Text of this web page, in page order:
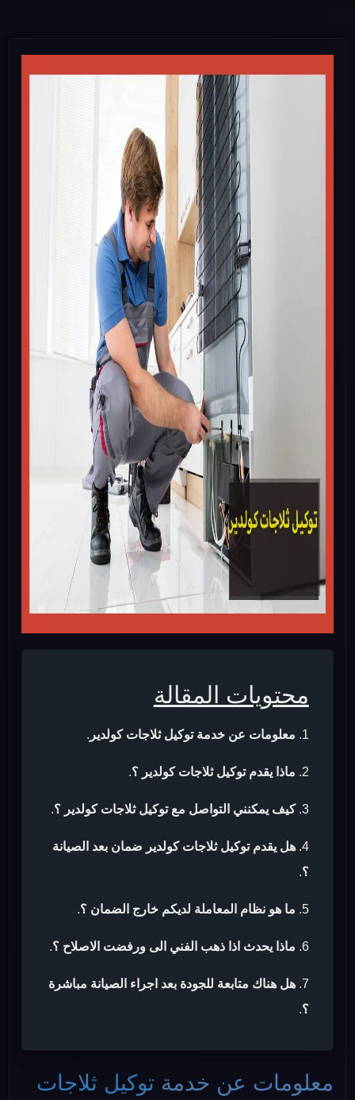
محتويات المقالة
معلومات عن خدمة توكيل ثلاجات كولدير .
ماذا يقدم توكيل ثلاجات كولدير ؟.
كيف يمكنني التواصل مع توكيل ثلاجات كولدير ؟.
هل يقدم توكيل ثلاجات كولدير ضمان بعد الصيانة
؟.
ما هو نظام المعاملة لديكم خارج الضمان ؟.
ماذا يحدث اذا ذهب الفني الى ورفضت الاصلاح ؟.
هل هناك متابعة للجودة بعد اجراء الصيانة مباشرة
؟.
معلومات عن خدمة توكيل ثلاجات